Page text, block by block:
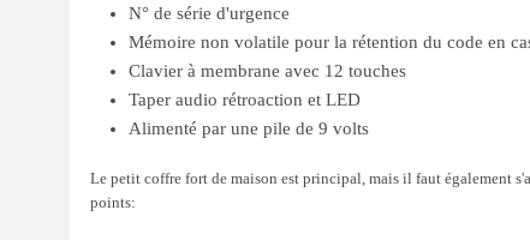
N° de série d'urgence
Mémoire non volatile pour la rétention du code en
Clavier à membrane avec 12 touches
Taper audio rétroaction et LED
Alimenté par une pile de 9 volts
Le petit coffre fort de maison est principal, mais il faut également
points: